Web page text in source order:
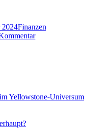
2024Finanzen
zu
Yellowstone-Universum